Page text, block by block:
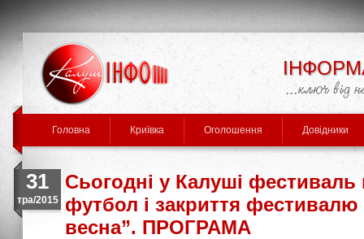
Головна Криївка Оголошення Довідники
31
тра/2015
Сьогодні у Калуші фестиваль
футбол і закриття фестивалю
весна”. ПРОГРАМА